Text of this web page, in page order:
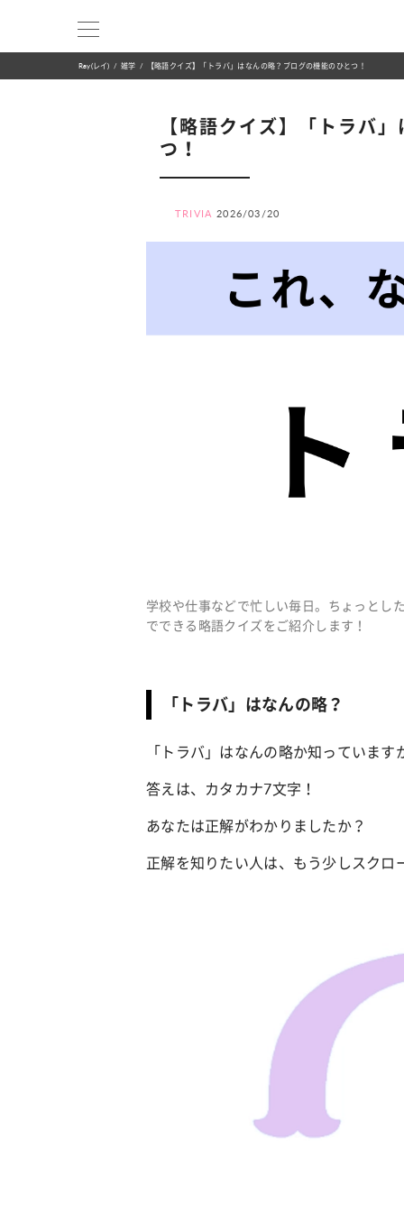
Ray(レイ) 雑学 【略語クイズ】「トラバ」はなんの略？ブログの機能のひとつ！
【略語クイズ】「トラバ
つ！
TRIVIA 2026/03/20
学校や仕事などで忙しい毎日。ちょっとし
でできる略語クイズをご紹介します！
「トラバ」はなんの略？
「トラバ」はなんの略か知っています
答えは、カタカナ7文字！
あなたは正解がわかりましたか？
正解を知りたい人は、もう少しスクロ